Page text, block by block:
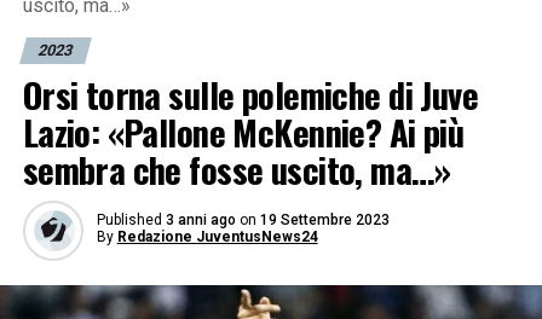
uscito, ma…»
2023
Orsi torna sulle polemiche di Juve
Lazio: «Pallone McKennie? Ai più
sembra che fosse uscito, ma…»
Published 3 anni ago on 19 Settembre 2023
By Redazione JuventusNews24